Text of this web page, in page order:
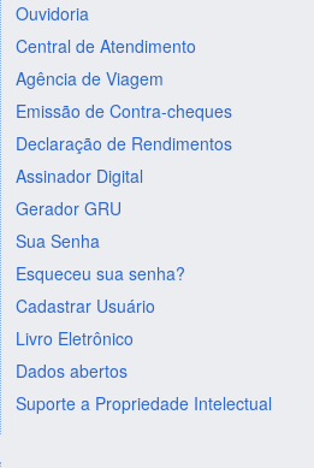
Ouvidoria
Central de Atendimento
Agência de Viagem
Emissão de Contra-cheques
Declaração de Rendimentos
Assinador Digital
Gerador GRU
Sua Senha
Esqueceu sua senha?
Cadastrar Usuário
Livro Eletrônico
Dados abertos
Suporte a Propriedade Intelectual